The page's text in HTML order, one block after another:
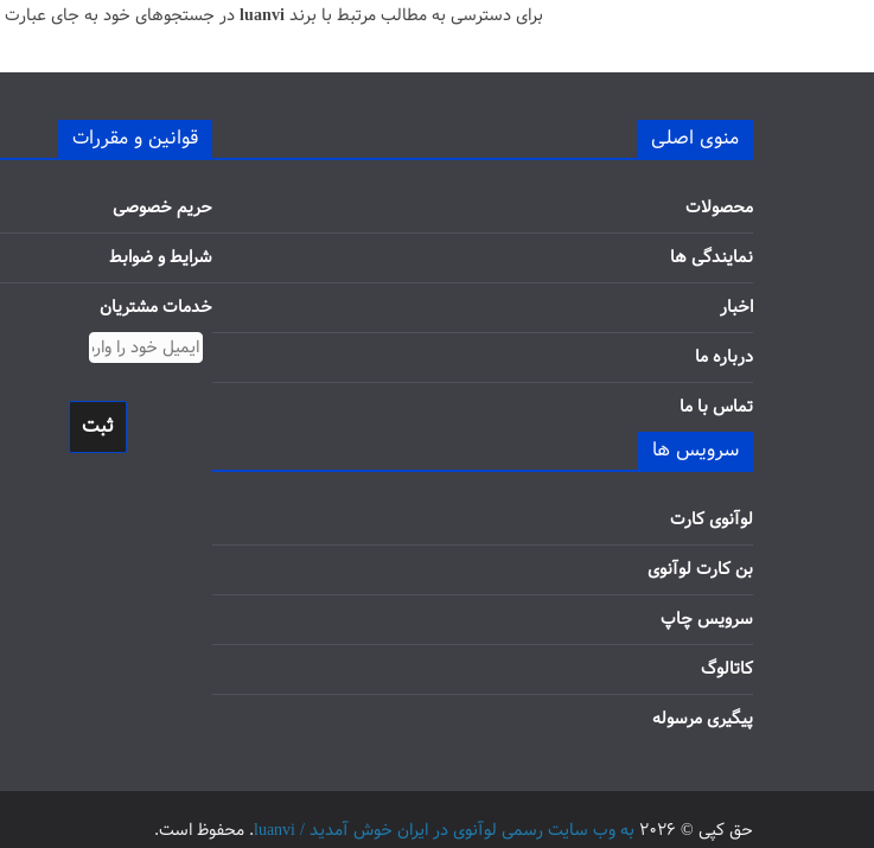
برای دسترسی به مطالب مرتبط با برندluanviدر جستجوهای خود به جای عبارت
منوی اصلی
محصولات
نمایندگی ها
اخبار
درباره ما
تماس با ما
سرویس ها
لوآنوی کارت
بن کارت لوآنوی
سرویس چاپ
کاتالوگ
پیگیری مرسوله
قوانین و مقررات
حریم خصوصی
شرایط و ضوابط
خدمات مشتریان
ثبت
حق کپی © 2026 به وب سایت رسمی لوآنوی در ایران خوش آمدید / luanvi
. محفوظ است.